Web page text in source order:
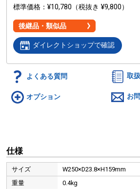
標準価格
¥10,780 （税抜き ¥9,800）
後継品・類似品
ダイレクトショップで確認
よくある質問 取
オプション お
仕様
サイズ
W250×D23.8×H159mm
重量
0.4kg